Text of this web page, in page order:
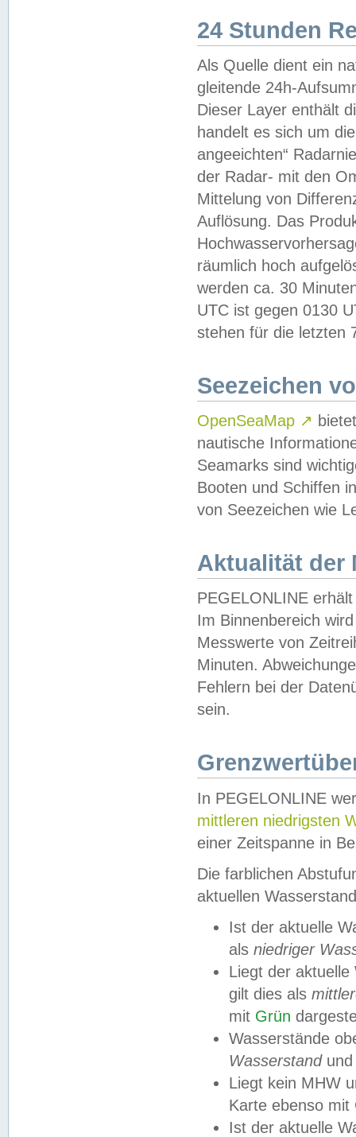
24 Stunden
Als Quelle dient ein
gleitende 24h-
Dieser Layer enthält
handelt es sich um
angeeichten“
der Radar- mit den
Mittelung von
Auflösung. Das
räumlich hoch
werden ca. 30
UTC ist gegen 0130
stehen für die letzten
Seezeichen
OpenSeaMap ↗
nautische
Seamarks sind
Booten und Schiffen
von Seezeichen wie
Aktualität der
PEGELONLINE
Im Binnenbereich
Messwerte von
Minuten.
Fehlern bei der
sein.
In PEGELONLINE
mittleren niedrigsten
einer Zeitspanne in
Die farblichen
aktuellen
Ist der aktuelle
als niedriger
Liegt der
gilt dies als
mit Grün
Wasserstände
Wasserstandund
Liegt kein MHW
Karte ebenso mit
Ist der aktuelle